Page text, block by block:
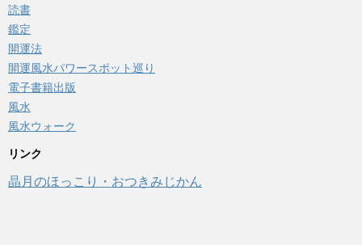
読書
鑑定
開運法
開運風水パワースポット巡り
電子書籍出版
風水
風水ウォーク
リンク
晶月のほっこり・おつきみじかん